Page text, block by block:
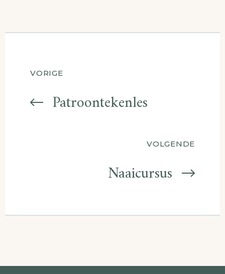
Berichtnavigatie
VORIGE
Patroontekenles
VOLGENDE
Naaicursus